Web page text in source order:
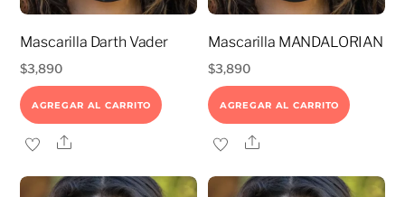
Mascarilla Darth Vader
$3,890
AGREGAR AL CARRITO
Share
Mascarilla MANDALORIAN
$3,890
AGREGAR AL CARRITO
Share